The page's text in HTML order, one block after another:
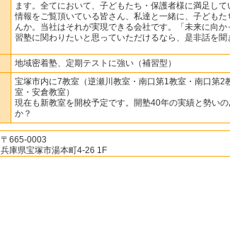
ます。全てにおいて、子どもたち・保護者様に満足し
情報をご覧頂いている皆さん、私達と一緒に、子ども
んか。当社はそれが実現できる会社です。「未来に向
習塾に関わりたいと思っていただけるなら、是非話を聞
地域密着塾、定期テストに強い（補習型）
宝塚市内に7教室（逆瀬川教室・南口第1教室・南口第
室・安倉教室）
現在も新教室を開校予定です。開塾40年の実績と勢い
か？
〒665-0003
兵庫県宝塚市湯本町4-26 1F